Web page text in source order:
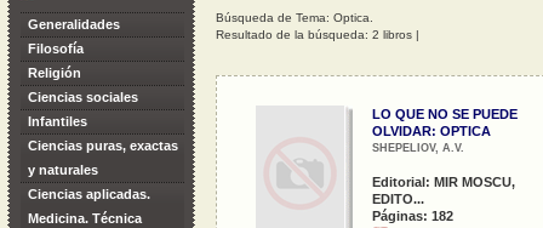
Generalidades
Filosofía
Religión
Ciencias sociales
Infantiles
Ciencias puras, exactas
y naturales
Ciencias aplicadas.
Medicina. Técnica
Búsqueda de Tema: Optica.
Resultado de la búsqueda: 2 libros |
LO QUE NO SE PUEDE
OLVIDAR: OPTICA
SHEPELIOV, A.V.
Editorial: MIR MOSCU,
EDITO...
Páginas: 182